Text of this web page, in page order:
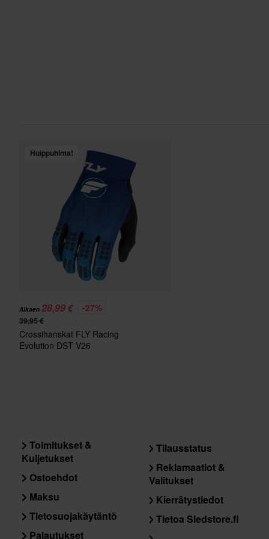
Huippuhinta!
Alkaen 28,99 € -27%
39,95 €
Crossihanskat FLY Racing
Evolution DST V26
Toimitukset &
Kuljetukset
Ostoehdot
Maksu
Tietosuojakäytäntö
Palautukset
Tilausstatus
Reklamaatiot &
Valitukset
Kierrätystiedot
Tietoa Sledstore.fi